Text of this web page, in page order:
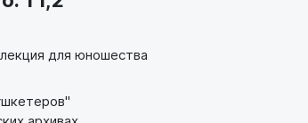
для юношества